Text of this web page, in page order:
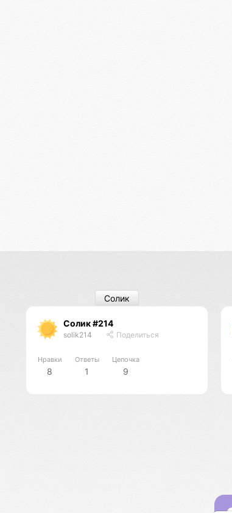
Солик #214
solik214 Поделиться
Нравки
8
Ответы
1
Цепочка
9
Солик